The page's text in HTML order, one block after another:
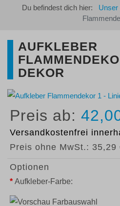
Du befindest dich hier: Unser
AUFKLEBER
DEKOR
Versandkostenfrei
Preis ohne MwSt.: 35,29
Optionen
* Aufkleber-Farbe: